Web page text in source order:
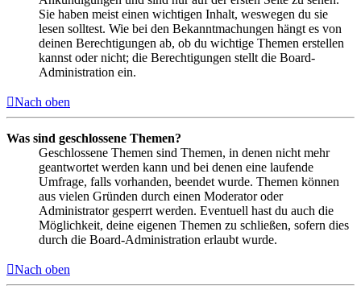
Sie haben meist einen wichtigen Inhalt, weswegen du sie
lesen solltest. Wie bei den Bekanntmachungen hängt es von
deinen Berechtigungen ab, ob du wichtige Themen erstellen
kannst oder nicht; die Berechtigungen stellt die Board-
Administration ein.
Nach oben
Was sind geschlossene Themen?
Geschlossene Themen sind Themen, in denen nicht mehr
geantwortet werden kann und bei denen eine laufende
Umfrage, falls vorhanden, beendet wurde. Themen können
aus vielen Gründen durch einen Moderator oder
Administrator gesperrt werden. Eventuell hast du auch die
Möglichkeit, deine eigenen Themen zu schließen, sofern dies
durch die Board-Administration erlaubt wurde.
Nach oben